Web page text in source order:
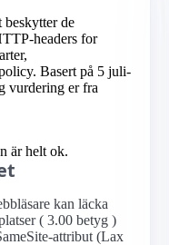
beskytter de
headers for
Basert på 5 juli-
vurdering er fra
är helt ok.
kan läcka
( 3.00 betyg )
attribut (Lax